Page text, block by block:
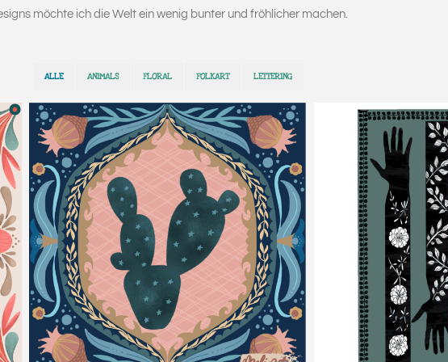
möchte ich die Welt ein wenig bunter und fröhlicher machen.
ALLE ANIMALS FLORAL FOLKART LETTERING